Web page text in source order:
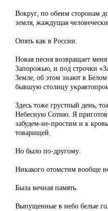
Вокруг, по обеим сторонам
земля, жаждущая
Опять как в России.
Новая песня возвращает
Запорожью, и под строчки
Земле, об этом знают в
бывшую столицу
Здесь тоже грустный день,
Небесную Сотню. Я
забудем-не-простим и к
товарищей.
Но было по-другому.
Никакого отомстим вообще
Была вечная память.
Выпущенные в небо белые